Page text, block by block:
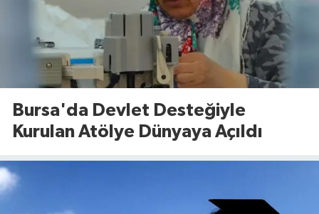
Bursa'da Devlet Desteğiyle
Kurulan Atölye Dünyaya Açıldı